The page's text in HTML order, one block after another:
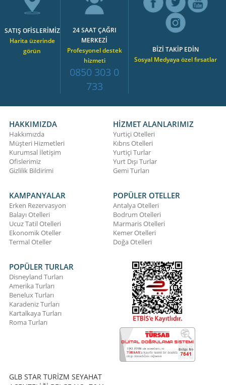
SATIŞ OFİSLERİMİZ
Harita üzerinde
görün
24 SAAT ÇAĞRI
MERKEZİ
Profesyonel destek
hizmeti
0850 303 0
733
BİZİ TAKİP EDİN
Sosyal Medyaya özel fırsatlar
HAKKIMIZDA
Hakkımızda
Müşteri Hizmetleri
Kurumsal İletişim
Ofislerimiz
Gizlilik Bildirimi
HİZMET ALANLARIMIZ
Yurtiçi Otelleri
Kıbrıs Otelleri
Yurtiçi Turlar
Yurt Dışı Turlar
Gemi Turları
KAMPANYALAR
Erken Rezervasyon
Balayı Otelleri
Ucuz Tatil Otelleri
Ekonomik Oteller
Termal Oteller
POPÜLER OTELLER
Antalya Otelleri
Bodrum Otelleri
Marmaris Otelleri
Kemer Otelleri
Doğa Otelleri
POPÜLER TURLAR
Disneyland Turları
Amerika Turları
Benelux Turları
Karadeniz Turları
Kartalkaya Turları
Roma Turları
GLB STAR TURİZM SEYAHAT